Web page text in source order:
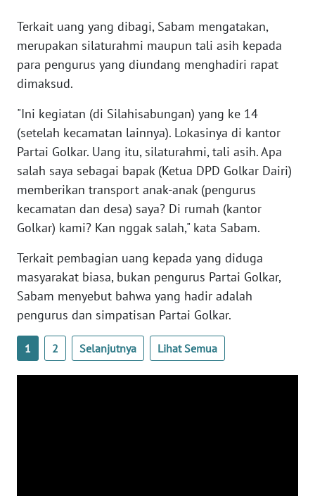
Terkait uang yang dibagi, Sabam mengatakan,
merupakan silaturahmi maupun tali asih kepada
para pengurus yang diundang menghadiri rapat
dimaksud.
"Ini kegiatan (di Silahisabungan) yang ke 14
(setelah kecamatan lainnya). Lokasinya di kantor
Partai Golkar. Uang itu, silaturahmi, tali asih. Apa
salah saya sebagai bapak (Ketua DPD Golkar Dairi)
memberikan transport anak-anak (pengurus
kecamatan dan desa) saya? Di rumah (kantor
Golkar) kami? Kan nggak salah," kata Sabam.
Terkait pembagian uang kepada yang diduga
masyarakat biasa, bukan pengurus Partai Golkar,
Sabam menyebut bahwa yang hadir adalah
pengurus dan simpatisan Partai Golkar.
1 2 Selanjutnya Lihat Semua
WN
SUMSEL
BENGKULU
WN
LAMPUNG
JATENG
WN
NUSANTARA
JOGJA
WN
JATIM